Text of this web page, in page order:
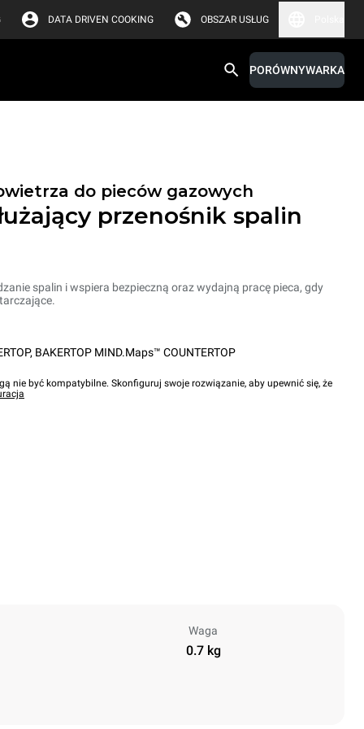
DATA DRIVEN COOKING OBSZAR USŁUG
PORÓWNYWARKA
do pieców gazowych
przenośnik spalin
spalin i wspiera bezpieczną oraz wydajną pracę pieca, gdy
, BAKERTOP MIND.Maps™ COUNTERTOP
nie być kompatybilne. Skonfiguruj swoje rozwiązanie, aby upewnić się, że
Waga
0.7 kg